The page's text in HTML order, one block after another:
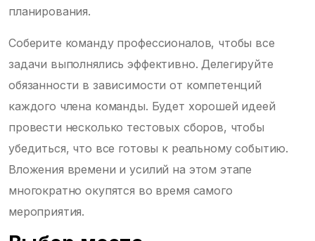
планирования.
Соберите команду профессионалов, чтобы все
задачи выполнялись эффективно. Делегируйте
обязанности в зависимости от компетенций
каждого члена команды. Будет хорошей идеей
провести несколько тестовых сборов, чтобы
убедиться, что все готовы к реальному событию.
Вложения времени и усилий на этом этапе
многократно окупятся во время самого
мероприятия.